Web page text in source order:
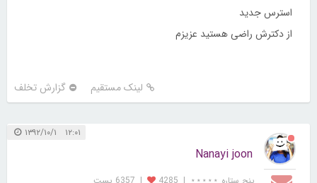
استرس جدید
از دکترش راضی هستید عزیزم
لینک مستقیم گزارش تخلف
۱۲:۰۱ ۱۳۹۲/۱۰/۱
Nanayi joon